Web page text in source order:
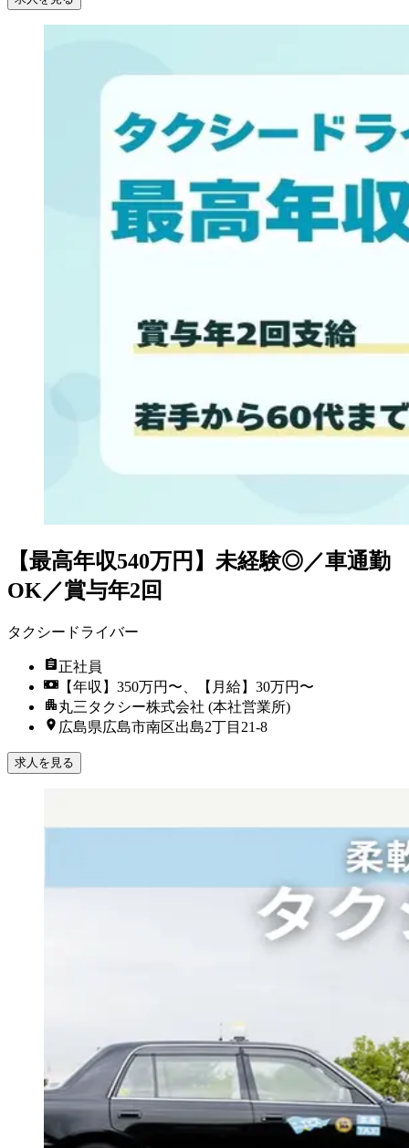
【最高年収540万円】未経験◎／車通勤
OK／賞与年2回
タクシードライバー
正社員
【年収】350万円〜、【月給】30万円〜
丸三タクシー株式会社 (本社営業所)
広島県広島市南区出島2丁目21-8
求人を見る